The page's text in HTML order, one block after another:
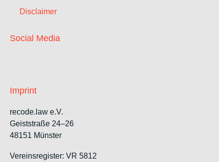
Disclaimer
Social Media
Imprint
recode.law e.V.
Geiststraße 24–26
48151 Münster
Vereinsregister: VR 5812